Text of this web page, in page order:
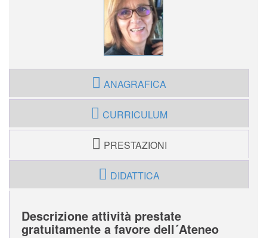
ANAGRAFICA
CURRICULUM
PRESTAZIONI
DIDATTICA
Descrizione attività prestate
gratuitamente a favore dell´Ateneo